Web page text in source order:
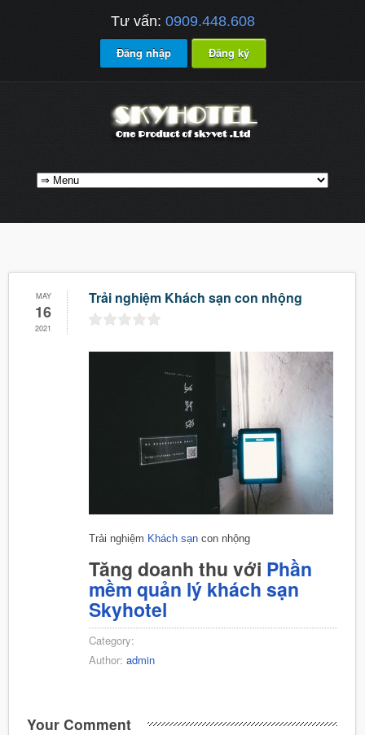
Tư vấn: 0909.448.608
Đăng nhập Đăng ký
MAY
16
2021
Trải nghiệm Khách sạn con nhộng
Trải nghiệm Khách sạn con nhộng
Tăng doanh thu với Phần
mềm quản lý khách sạn
Skyhotel
Category:
Author: admin
Your Comment